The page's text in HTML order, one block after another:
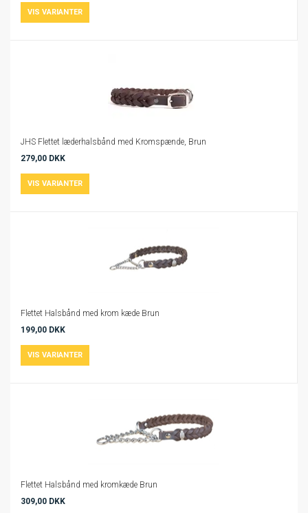
JHS Flettet læderhalsbånd med Kromspænde, Brun
279,00 DKK
Flettet Halsbånd med krom kæde Brun
199,00 DKK
Flettet Halsbånd med kromkæde Brun
309,00 DKK